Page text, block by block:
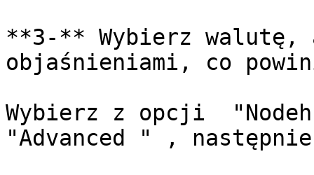
**3-** Wybierz walutę,
objaśnieniami, co
Wybierz z opcji
"Advanced " ,